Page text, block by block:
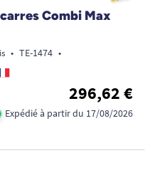
Combi Max
• TE-1474 •
296,62 €
Expédié à partir du 17/08/2026